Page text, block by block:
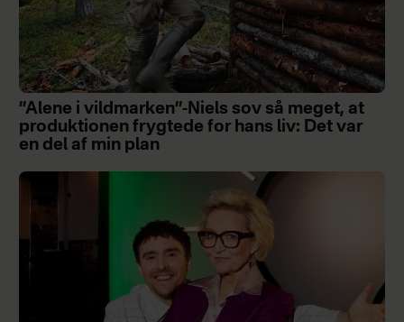
”Alene i vildmarken”-Niels sov så meget, at
produktionen frygtede for hans liv: Det var
en del af min plan